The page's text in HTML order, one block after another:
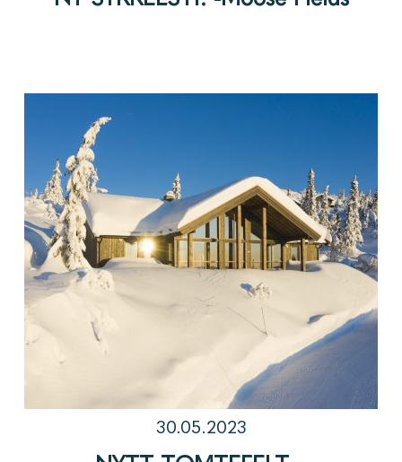
30.05.2023